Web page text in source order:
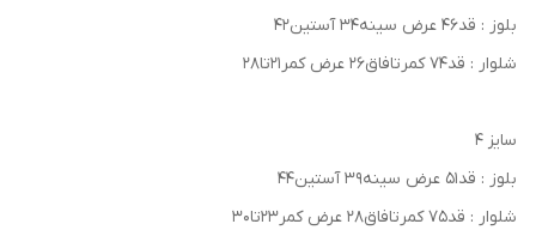
بلوز : قد۴۶ عرض سینه۳۴ آستین۴۲
شلوار : قد۷۴ کمرتافاق۲۶ عرض کمر۲۱تا۲۸
سایز ۴
بلوز : قد۵۱ عرض سینه۳۹ آستین۴۴
شلوار : قد۷۵ کمرتافاق۲۸ عرض کمر۲۳تا۳۰